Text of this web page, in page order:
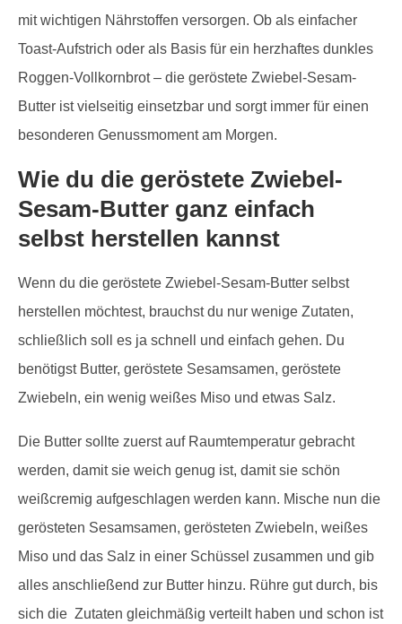
mit wichtigen Nährstoffen versorgen. Ob als einfacher
Toast-Aufstrich oder als Basis für ein herzhaftes dunkles
Roggen-Vollkornbrot – die geröstete Zwiebel-Sesam-
Butter ist vielseitig einsetzbar und sorgt immer für einen
besonderen Genussmoment am Morgen.
Wie du die geröstete Zwiebel-
Sesam-Butter ganz einfach
selbst herstellen kannst
Wenn du die geröstete Zwiebel-Sesam-Butter selbst
herstellen möchtest, brauchst du nur wenige Zutaten,
schließlich soll es ja schnell und einfach gehen. Du
benötigst Butter, geröstete Sesamsamen, geröstete
Zwiebeln, ein wenig weißes Miso und etwas Salz.
Die Butter sollte zuerst auf Raumtemperatur gebracht
werden, damit sie weich genug ist, damit sie schön
weißcremig aufgeschlagen werden kann. Mische nun die
gerösteten Sesamsamen, gerösteten Zwiebeln, weißes
Miso und das Salz in einer Schüssel zusammen und gib
alles anschließend zur Butter hinzu. Rühre gut durch, bis
sich die Zutaten gleichmäßig verteilt haben und schon ist